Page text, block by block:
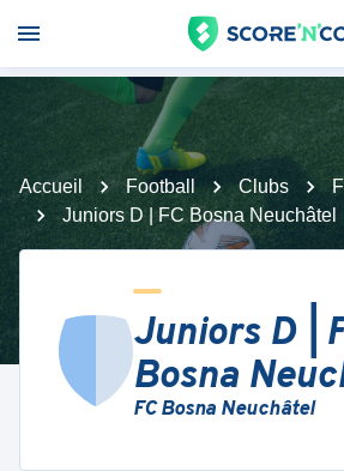
Accueil Football Clubs
Juniors D | FC Bosna Neuchâtel
Juniors D |
Bosna
FC Bosna Neuchâtel